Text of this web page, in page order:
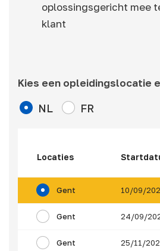
oplossingsgericht mee
klant
Kies een opleidingslocatie
NL FR
Locaties
Gent 10/09/
Gent 24/09/
Gent 25/11/